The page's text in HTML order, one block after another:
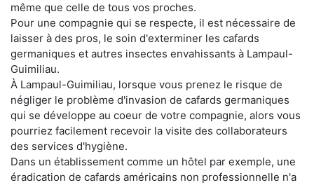
même que celle de tous vos proches.
Pour une compagnie qui se respecte, il est nécessaire de
laisser à des pros, le soin d'exterminer les cafards
germaniques et autres insectes envahissants à Lampaul-
Guimiliau.
À Lampaul-Guimiliau, lorsque vous prenez le risque de
négliger le problème d'invasion de cafards germaniques
qui se développe au coeur de votre compagnie, alors vous
pourriez facilement recevoir la visite des collaborateurs
des services d'hygiène.
Dans un établissement comme un hôtel par exemple, une
éradication de cafards américains non professionnelle n'a